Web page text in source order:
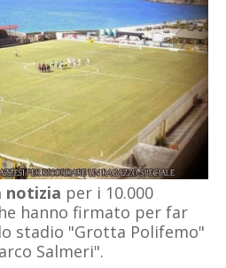
notizia per i 10.000
hanno firmato per far
stadio "Grotta Polifemo"
Salmeri".